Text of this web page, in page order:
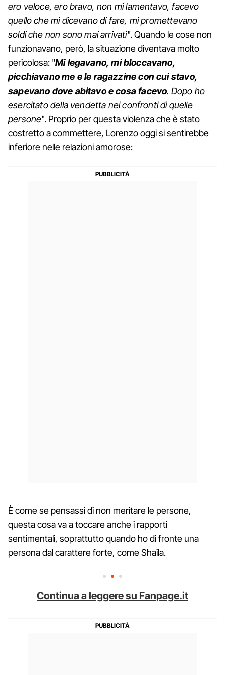
ero veloce, ero bravo, non mi lamentavo, facevo
quello che mi dicevano di fare, mi promettevano
soldi che non sono mai arrivati". Quando le cose non
funzionavano, però, la situazione diventava molto
pericolosa: "Mi legavano, mi bloccavano,
picchiavano me e le ragazzine con cui stavo,
sapevano dove abitavo e cosa facevo. Dopo ho
esercitato della vendetta nei confronti di quelle
persone". Proprio per questa violenza che è stato
costretto a commettere, Lorenzo oggi si sentirebbe
inferiore nelle relazioni amorose:
È come se pensassi di non meritare le persone,
questa cosa va a toccare anche i rapporti
sentimentali, soprattutto quando ho di fronte una
persona dal carattere forte, come Shaila.
Continua a leggere su Fanpage.it